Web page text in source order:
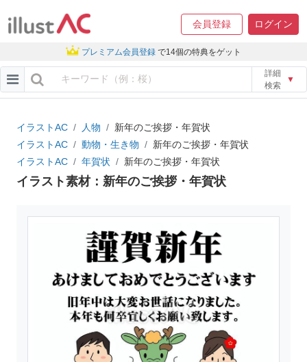
会員登録 ログイン
プレミアム会員登録 で14個の特典をゲット
詳細
検索
▼
イラストAC 人物
新年のご挨拶・年賀状
イラストAC
動物・生き物
新年のご挨拶・年賀状
イラストAC
年賀状 新年のご挨拶・年賀状
イラスト素材：新年のご挨拶・年賀状